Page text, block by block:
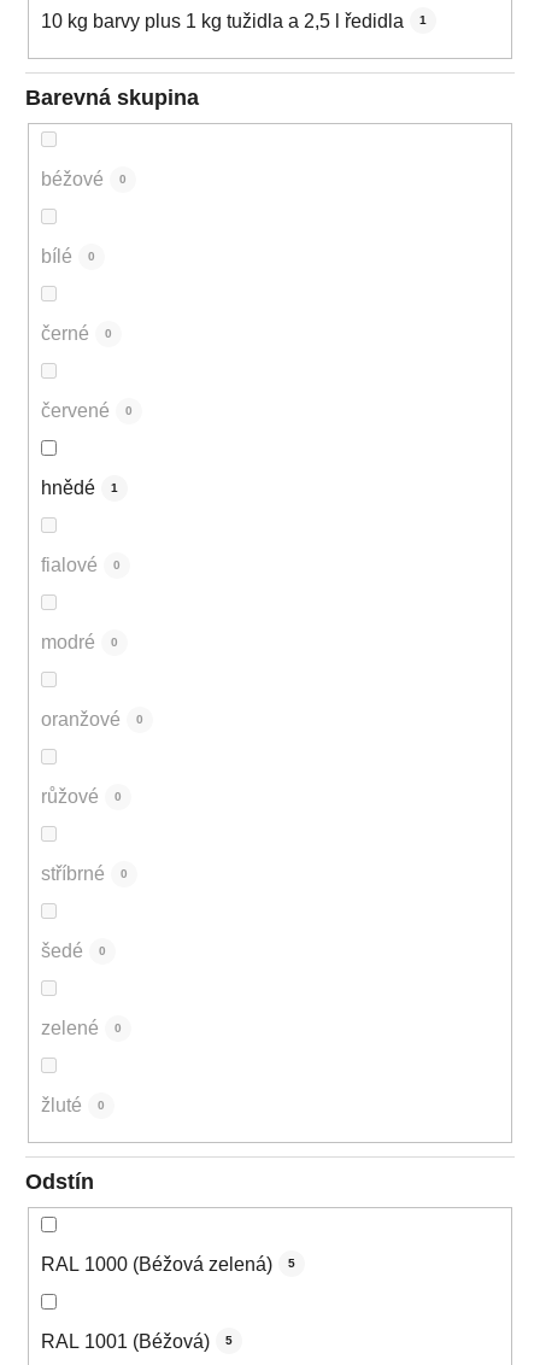
10 kg barvy plus 1 kg tužidla a 2,5 l ředidla 1
Barevná skupina
béžové 0
bílé 0
černé 0
červené 0
hnědé 1
fialové 0
modré 0
oranžové 0
růžové 0
stříbrné 0
šedé 0
zelené 0
žluté 0
Odstín
RAL 1000 (Béžová zelená) 5
RAL 1001 (Béžová) 5